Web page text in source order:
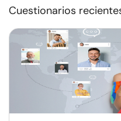
Cuestionarios